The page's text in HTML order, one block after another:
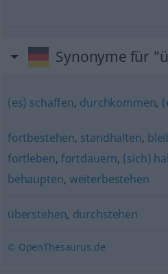
Synonyme für
(es) schaffen, durchkommen,
fortbestehen, standhalten,
fortleben, fortdauern, (sich)
behaupten, weiterbestehen
überstehen, durchstehen
© OpenThesaurus.de